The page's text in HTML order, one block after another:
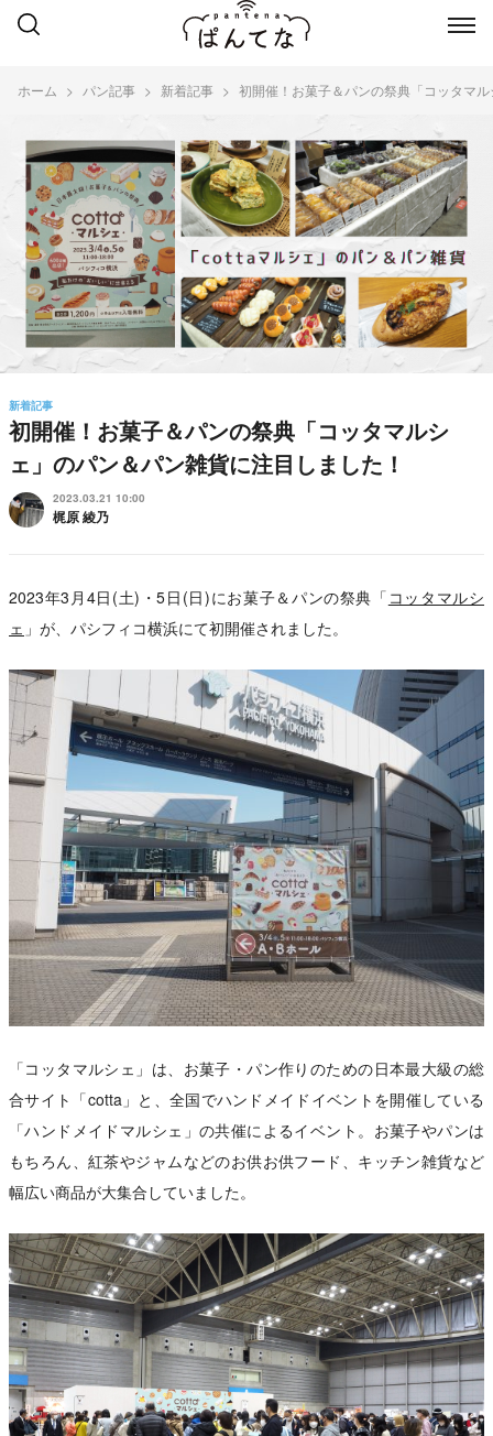
ホーム パン記事 新着記事 初開催！お菓子＆パンの祭典「コッタマ
新着記事
初開催！お菓子＆パンの祭典「コッタマルシ
ェ」のパン＆パン雑貨に注目しました！
2023.03.21 10:00
梶原 綾乃
2023年3月4日(土)・5日(日)にお菓子＆パンの祭典「 コッタマルシ
ェ 」が、パシフィコ横浜にて初開催されました。
「コッタマルシェ」は、お菓子・パン作りのための日本最大級の総
合サイト「cotta」と、全国でハンドメイドイベントを開催している
「ハンドメイドマルシェ」の共催によるイベント。お菓子やパンは
もちろん、紅茶やジャムなどのお供お供フード、キッチン雑貨など
幅広い商品が大集合していました。